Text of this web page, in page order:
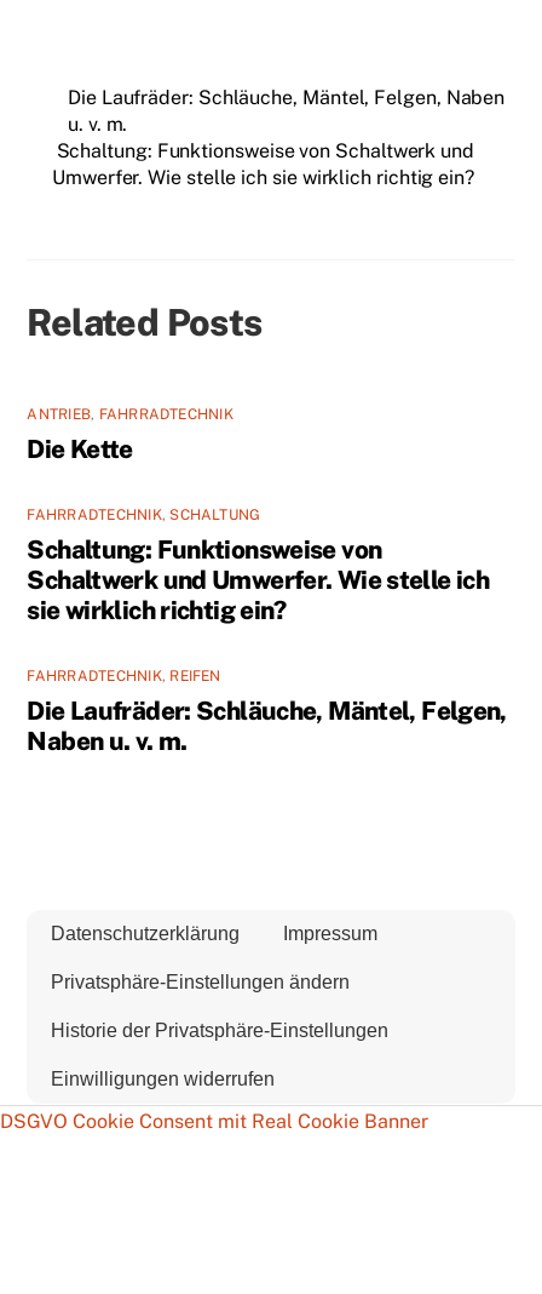
Die Laufräder: Schläuche, Mäntel, Felgen, Naben
u. v. m.
Schaltung: Funktionsweise von Schaltwerk und
Umwerfer. Wie stelle ich sie wirklich richtig ein?
Related Posts
ANTRIEB, FAHRRADTECHNIK
Die Kette
FAHRRADTECHNIK, SCHALTUNG
Schaltung: Funktionsweise von
Schaltwerk und Umwerfer. Wie stelle ich
sie wirklich richtig ein?
FAHRRADTECHNIK, REIFEN
Die Laufräder: Schläuche, Mäntel, Felgen,
Naben u. v. m.
Datenschutzerklärung Impressum
Privatsphäre-Einstellungen ändern
Historie der Privatsphäre-Einstellungen
Einwilligungen widerrufen
DSGVO Cookie Consent mit Real Cookie Banner